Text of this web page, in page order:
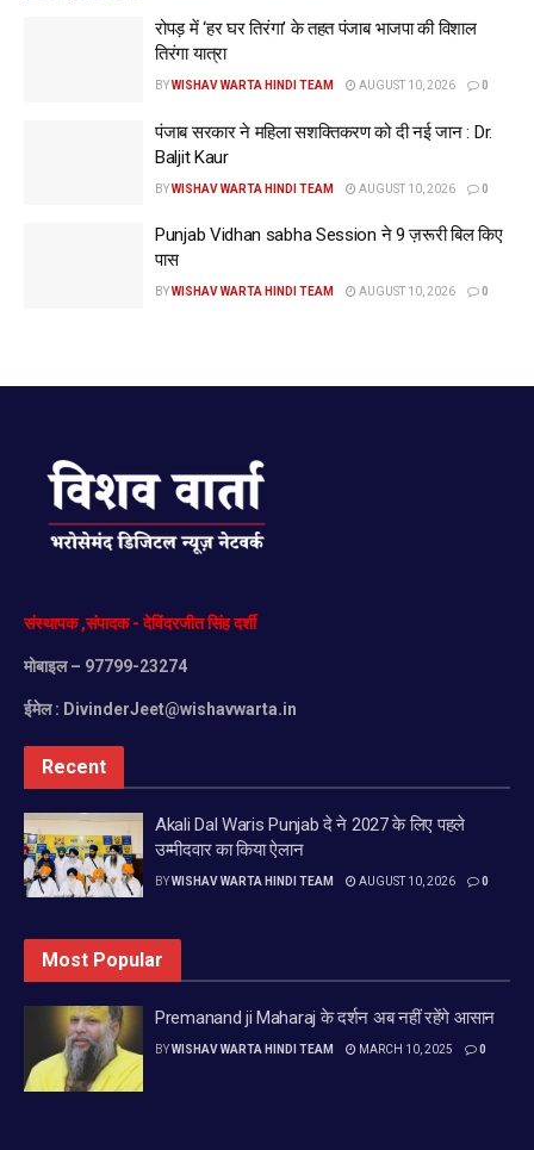
रोपड़ में ‘हर घर तिरंगा’ के तहत पंजाब भाजपा की विशाल
तिरंगा यात्रा
BYWISHAV WARTA HINDI TEAM AUGUST 10, 2026 0
पंजाब सरकार ने महिला सशक्तिकरण को दी नई जान : Dr.
Baljit Kaur
BYWISHAV WARTA HINDI TEAM AUGUST 10, 2026 0
Punjab Vidhan sabha Session ने 9 ज़रूरी बिल किए
पास
BYWISHAV WARTA HINDI TEAM AUGUST 10, 2026 0
संस्थापक,संपादक-देविंदरजीतसिंहदर्शी
मोबाइल– 97799-23274
ईमेल : DivinderJeet@wishavwarta.in
Recent
Akali Dal Waris Punjab दे ने 2027 के लिए पहले
उम्मीदवार का किया ऐलान
BYWISHAV WARTA HINDI TEAM AUGUST 10, 2026 0
Most Popular
Premanand ji Maharaj के दर्शन अब नहीं रहेंगे आसान
BYWISHAV WARTA HINDI TEAM MARCH 10, 2025 0